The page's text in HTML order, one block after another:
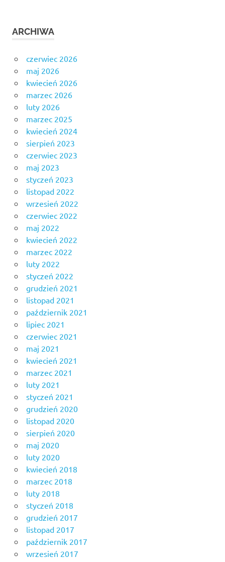
ARCHIWA
czerwiec 2026
maj 2026
kwiecień 2026
marzec 2026
luty 2026
marzec 2025
kwiecień 2024
sierpień 2023
czerwiec 2023
maj 2023
styczeń 2023
listopad 2022
wrzesień 2022
czerwiec 2022
maj 2022
kwiecień 2022
marzec 2022
luty 2022
styczeń 2022
grudzień 2021
listopad 2021
październik 2021
lipiec 2021
czerwiec 2021
maj 2021
kwiecień 2021
marzec 2021
luty 2021
styczeń 2021
grudzień 2020
listopad 2020
sierpień 2020
maj 2020
luty 2020
kwiecień 2018
marzec 2018
luty 2018
styczeń 2018
grudzień 2017
listopad 2017
październik 2017
wrzesień 2017